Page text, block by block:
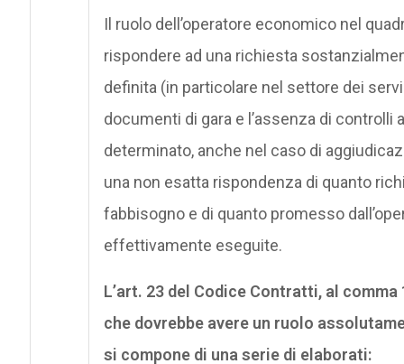
Il ruolo dell’operatore economico nel
rispondere ad una richiesta
definita (in particolare nel settore dei
documenti di gara e l’assenza di
determinato, anche nel caso di
una non esatta rispondenza di quanto
fabbisogno e di quanto promesso
effettivamente eseguite.
L’art. 23 del Codice Contratti, al
che dovrebbe avere un ruolo
si compone di una serie di elaborati: